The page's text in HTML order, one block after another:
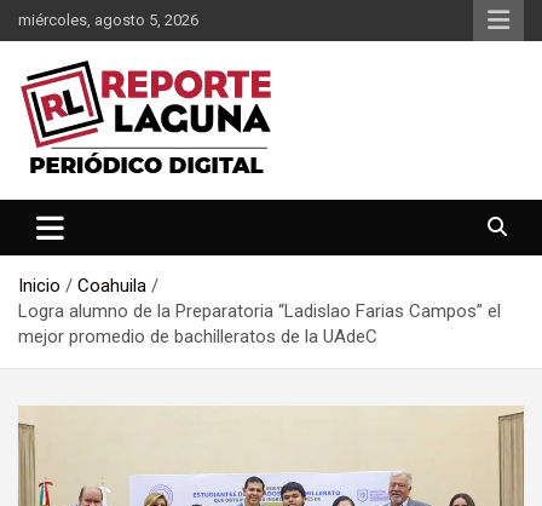
Saltar
al
contenido
miércoles, agosto 5, 2026
Reporte Laguna
Inicio
Coahuila
Logra alumno de la Preparatoria “Ladislao Farias Campos” el
mejor promedio de bachilleratos de la UAdeC